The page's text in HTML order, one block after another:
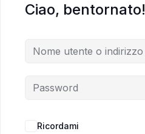
Ciao, bentornato!
Ricordami